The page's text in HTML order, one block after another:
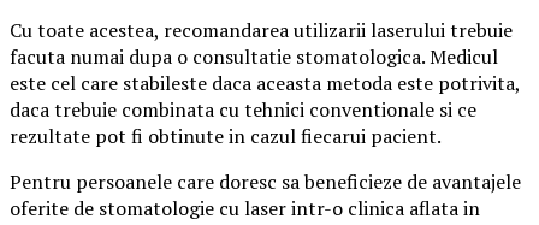
Cu toate acestea, recomandarea utilizarii laserului trebuie
facuta numai dupa o consultatie stomatologica. Medicul
este cel care stabileste daca aceasta metoda este potrivita,
daca trebuie combinata cu tehnici conventionale si ce
rezultate pot fi obtinute in cazul fiecarui pacient.
Pentru persoanele care doresc sa beneficieze de avantajele
oferite de stomatologie cu laser intr-o clinica aflata in